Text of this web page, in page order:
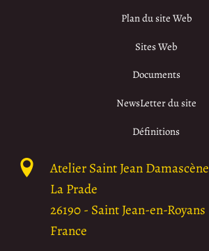
Plan du site Web
Sites Web
Documents
NewsLetter du site
Définitions
Atelier Saint Jean Damascène
La Prade
26190- Saint Jean-en-Royans
France